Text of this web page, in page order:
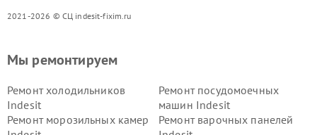
2021-2026 © СЦ indesit-fixim.ru
Мы ремонтируем
Ремонт холодильников
Indesit
Ремонт посудомоечных
машин Indesit
Ремонт морозильных камер
Ремонт варочных панелей